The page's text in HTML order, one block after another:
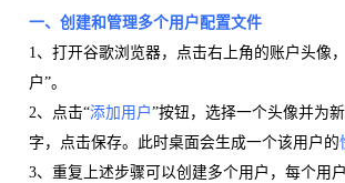
一、创建和管理多个用户配置文件
1、打开谷歌浏览器，点击右上角的账户头像
户”。
2、点击“添加用户”按钮，选择一个头像并为
字，点击保存。此时桌面会生成一个该用户的
3、重复上述步骤可以创建多个用户，每个用